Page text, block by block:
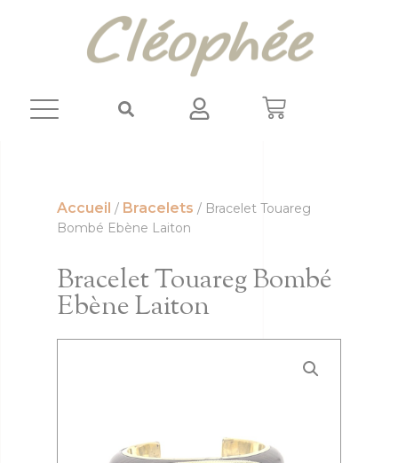
Accueil / Bracelets / Bracelet Touareg
Bombé Ebène Laiton
Bracelet Touareg Bombé
Ebène Laiton